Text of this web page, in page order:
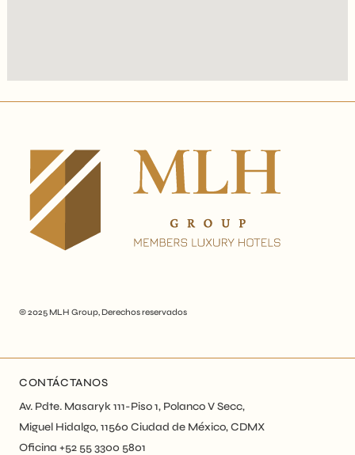
© 2025MLH Group, Derechos reservados
CONTÁCTANOS
Av. Pdte. Masaryk 111-Piso 1, Polanco V Secc,
Miguel Hidalgo, 11560 Ciudad de México, CDMX
Oficina +52 55 3300 5801